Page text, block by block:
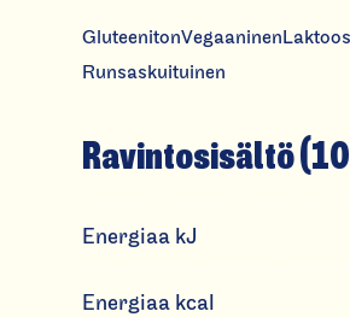
GluteenitonVegaaninen
Runsaskuituinen
Ravintosisältö
Energiaa kJ
Energiaa kcal